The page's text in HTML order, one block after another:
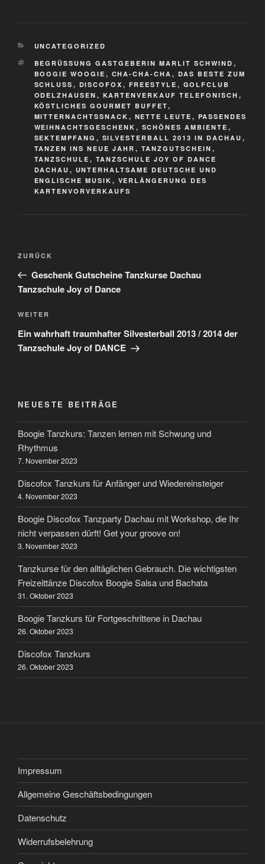
KATEGORIEN
UNCATEGORIZED
SCHLAGWÖRTER
BEGRÜSSUNG GASTGEBERIN MARLIT SCHWIND
,
BOOGIE WOOGIE , CHA-CHA-CHA , DAS BESTE ZUM
SCHLUSS , DISCOFOX , FREESTYLE , GOLFCLUB
ODELZHAUSEN , KARTENVERKAUF TELEFONISCH ,
KÖSTLICHES GOURMET BUFFET,
MITTERNACHTSSNACK , NETTE LEUTE , PASSENDES
WEIHNACHTSGESCHENK , SCHÖNES AMBIENTE ,
SEKTEMPFANG , SILVESTERBALL 2013 IN DACHAU ,
TANZEN INS NEUE JAHR , TANZGUTSCHEIN ,
TANZSCHULE , TANZSCHULE JOY OF DANCE
DACHAU , UNTERHALTSAME DEUTSCHE UND
ENGLISCHE MUSIK , VERLÄNGERUNG DES
KARTENVORVERKAUFS
Beitragsnavigation
Vorheriger
Beitrag
ZURÜCK
Geschenk Gutscheine Tanzkurse Dachau
Tanzschule Joy of Dance
Nächster
Beitrag
WEITER
Ein wahrhaft traumhafter Silvesterball 2013 / 2014 der
Tanzschule Joy of DANCE
NEUESTE BEITRÄGE
Boogie Tanzkurs: Tanzen lernen mit Schwung und
Rhythmus
7. November 2023
Discofox Tanzkurs für Anfänger und Wiedereinsteiger
4. November 2023
Boogie Discofox Tanzparty Dachau mit Workshop, die Ihr
nicht verpassen dürft! Get your groove on!
3. November 2023
Tanzkurse für den alltäglichen Gebrauch. Die wichtigsten
Freizeittänze Discofox Boogie Salsa und Bachata
31. Oktober 2023
Boogie Tanzkurs für Fortgeschrittene in Dachau
26. Oktober 2023
Discofox Tanzkurs
26. Oktober 2023
Impressum
Allgemeine Geschäftsbedingungen
Datenschutz
Widerrufsbelehrung